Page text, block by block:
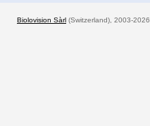
Biolovision Sàrl (Switzerland), 2003-2026